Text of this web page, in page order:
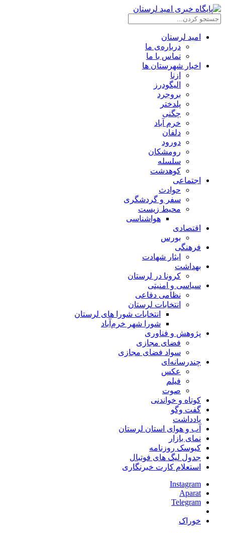
امید لرستان
درباره‌ی ما
تماس با ما
اخبار شهرستان ها
ازنا
الیگودرز
بروجرد
پلدختر
چگنی
خرم آباد
دلفان
دورود
رومشکان
سلسله
کوهدشت
اجتماعی
حوادث
سفر و گردشگری
محیط زیست
هواشناسی
اقتصادی
بورس
فرهنگی
ایثار شهادت
بهداشت
کرونا در لرستان
سیاسی و امنیتی
نظامی دفاعی
انتخابات لرستان
انتخابات شورا های لرستان
شورا شهر خرم‌آباد
پژوهش و فناوری
فضای مجازی
سواد فضای مجازی
چندرسانه‌ای
عكس
فیلم
صوت
کوتاه و خواندنی
گفت وگو
یادداشت
آب و هوای استان لرستان
نمای بازار
کیوسک روزنامه
جدول لیگ های فوتبال
استعلام کارت خبرنگاری
Instagram
Aparat
Telegram
خوراک